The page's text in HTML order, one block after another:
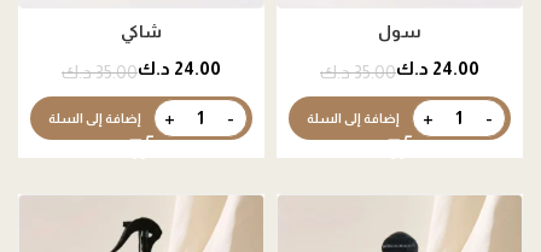
سول
35.00د.ك 24.00 د.ك
إضافة إلى السلة
شاكي
35.00د.ك 24.00 د.ك
إضافة إلى السلة